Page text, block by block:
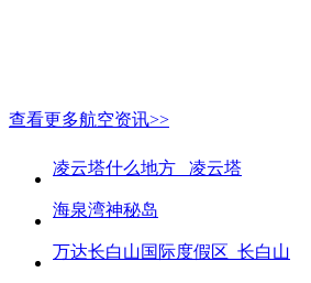
查看更多航空资讯>>
凌云塔什么地方_ 凌云塔
海泉湾神秘岛
万达长白山国际度假区_长白山